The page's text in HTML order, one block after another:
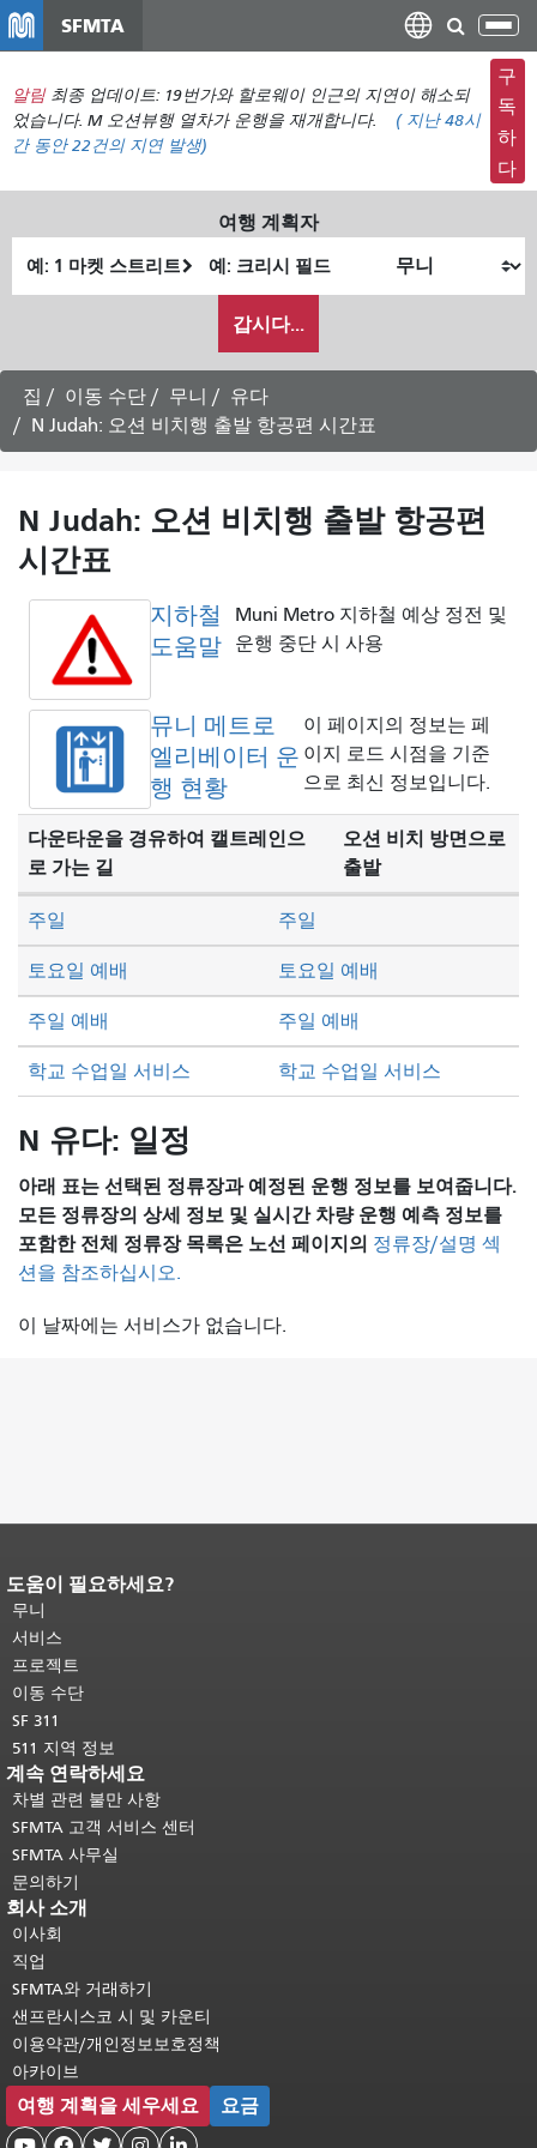
텐
츠
건
너
기
SFMTA
탐
색
메
뉴
전
환
알림 최종 업데이트: 19번가와 할로웨이 인근의 지연이 해소되
었습니다. M 오션뷰행 열차가 운행을 재개합니다.
( 지난 48시
간 동안22건의 지연 발생)
구
독
하
다
여행 계획자
가
여
행
하
고
은
방
갑시다...
집 이동 수단 무니
유다
N Judah: 오션 비치행 출발 항공편 시간표
N Judah: 오션 비치행 출발 항공편
시간표
지하철
도움말
Muni Metro 지하철 예상 정전 및
운행 중단 시 사용
뮤니 메트로
엘리베이터 운
행 현황
이 페이지의 정보는 페
이지 로드 시점을 기준
으로 최신 정보입니다.
다운타운을 경유하여 캘트레인으
로 가는 길
오션 비치 방면으로
출발
토요일 예배 토요일 예배
주일 예배 주일 예배
주일 주일
학교 수업일 서비스 학교 수업일 서비스
N 유다: 일정
아래 표는 선택된 정류장과 예정된 운행 정보를 보여줍니다.
모든 정류장의 상세 정보 및 실시간 차량 운행 예측 정보를
포함한 전체 정류장 목록은 노선 페이지의 정류장/설명 섹
션을 참조하십시오.
이 날짜에는 서비스가 없습니다.
페이지 내용 끝입니다.이 페이지의 나
머지 내용은 모든 페이지에 반복됩니
다.메인 콘텐츠 상단으로 돌아가려면
여기를 클릭하십시오
도움이 필요하세요?
무니
서비스
프로젝트
이동 수단
SF 311
511 지역 정보
계속 연락하세요
차별 관련 불만 사항
SFMTA 고객 서비스 센터
SFMTA 사무실
문의하기
회사 소개
이사회
직업
SFMTA와 거래하기
샌프란시스코 시 및 카운티
이용약관/개인정보보호정책
아카이브
여행 계획을 세우세요 요금